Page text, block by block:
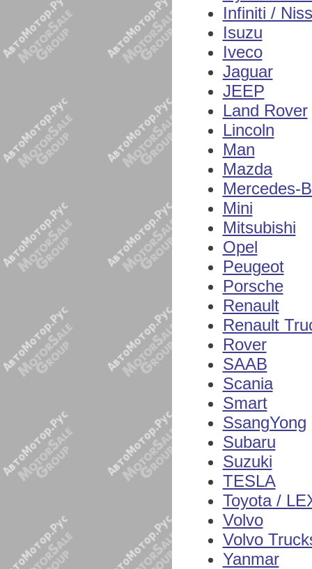
Infiniti /
Isuzu
Iveco
Jaguar
JEEP
Land Rover
Lincoln
Man
Mazda
Mercedes-
Mini
Mitsubishi
Opel
Peugeot
Porsche
Renault
Renault
Rover
SAAB
Scania
Smart
SsangYong
Subaru
Suzuki
TESLA
Toyota /
Volvo
Volvo
Yanmar